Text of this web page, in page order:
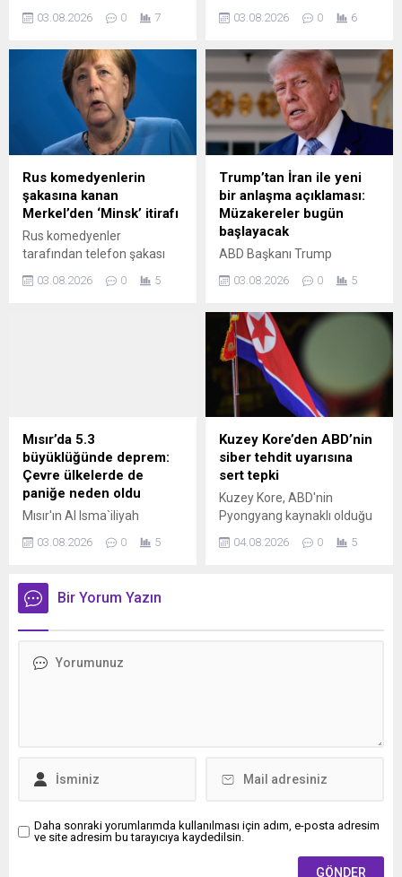
yönelik vaatlerinin bir
olduğunu kaydederek
Avrupa liderlerinin kapalı
kapılar ardında Kiev’in AB
üyeliğini kesin olarak
reddettiğini, Ukrayna halkını
da Rusya ile çatışmada
piyon olarak kullandığını
belirtti.
03.08.2026 0 7
Sözcüsü Bekayi, Ukrayna
bir İran gemisine
düzenlediği saldırının Kiev’in
iddia ettiği gibi kaza değil,
kasıtlı olduğunu kaydetti.
Bekayi, Tahran’ın
Ukrayna’dan hesap sormak
için gerekli tüm adımları
atacağını belirtti.
03.08.2026 0 6
Rus komedyenlerin
şakasına kanan
Merkel’den ‘Minsk’ itirafı
Rus komedyenler
tarafından telefon şakası
Poroşenko'yla konuştuğunu
03.08.2026 0 5
Trump’tan İran ile yeni
bir anlaşma açıklaması:
Müzakereler bugün
başlayacak
ABD Başkanı Trump
görüşmelerin başlayacağını
Hürmüz Boğazı konusunda
anlaşmamız var ve İran'ın
nükleer silahsızlanması
konusunda da bir anlaşma
olacak" dedi.
03.08.2026 0 5
Mısır’da 5.3
büyüklüğünde deprem:
Çevre ülkelerde de
paniğe neden oldu
Mısır'ın Al Isma`iliyah
büyüklüğünde deprem
verilerine göre yerel saatle
03.00'te kaydedilen sarsıntı,
Depremin Ürdün, Lübnan,
03.08.2026 0 5
Kuzey Kore’den ABD’nin
siber tehdit uyarısına
sert tepki
Kuzey Kore, ABD'nin
Pyongyang kaynaklı olduğu
uyarısını reddederek,
04.08.2026 0 5
Bir Yorum Yazın
Daha sonraki yorumlarımda kullanılması için adım, e-posta adresim
ve site adresim bu tarayıcıya kaydedilsin.